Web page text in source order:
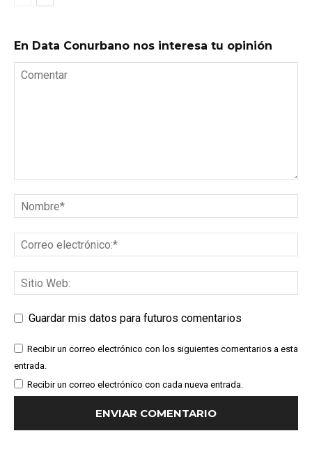
En Data Conurbano nos interesa tu opinión
Guardar mis datos para futuros comentarios
Recibir un correo electrónico con los siguientes comentarios a esta
entrada.
Recibir un correo electrónico con cada nueva entrada.